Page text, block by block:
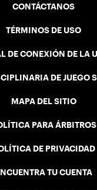
CONTÁCTANOS
TÉRMINOS DE USO
DE CONEXIÓN DE LA
DE JUEGO
MAPA DEL SITIO
PARA ÁRBITROS
DE PRIVACIDAD
TU CUENTA